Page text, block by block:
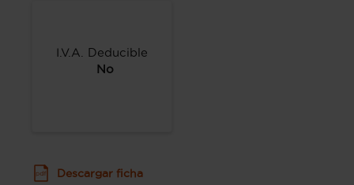
I.V.A. Deducible
No
Descargar ficha